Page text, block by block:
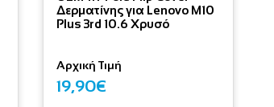
Δερματίνης για Lenovo M10
Plus 3rd 10.6 Χρυσό
Αρχική Τιμή
19,90€